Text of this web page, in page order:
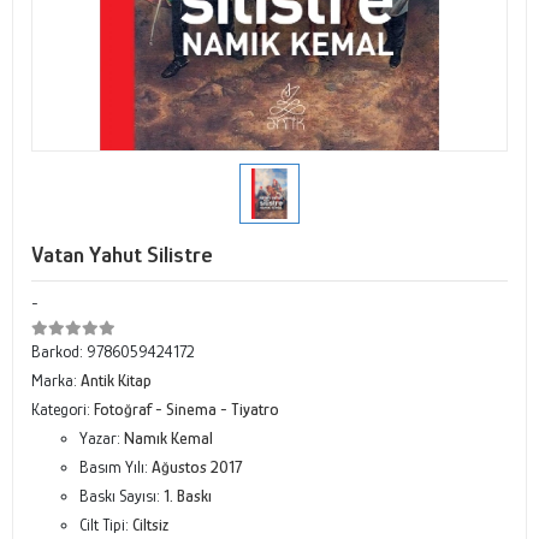
Vatan Yahut Silistre
-
Barkod: 9786059424172
Marka: Antik Kitap
Kategori: Fotoğraf - Sinema - Tiyatro
Yazar: Namık Kemal
Basım Yılı: Ağustos 2017
Baskı Sayısı: 1. Baskı
Cilt Tipi: Ciltsiz